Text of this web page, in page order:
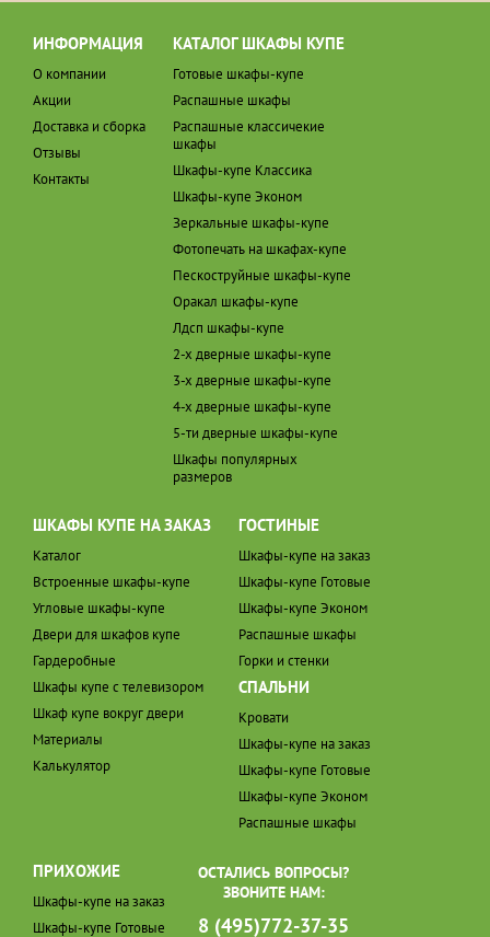
ИНФОРМАЦИЯ
О компании
Акции
Доставка и сборка
Отзывы
Контакты
КАТАЛОГ ШКАФЫ КУПЕ
Готовые шкафы-купе
Распашные шкафы
Распашные классичекие
шкафы
Шкафы-купе Классика
Шкафы-купе Эконом
Зеркальные шкафы-купе
Фотопечать на шкафах-купе
Пескоструйные шкафы-купе
Оракал шкафы-купе
Лдсп шкафы-купе
2-х дверные шкафы-купе
3-х дверные шкафы-купе
4-х дверные шкафы-купе
5-ти дверные шкафы-купе
Шкафы популярных
размеров
ШКАФЫ КУПЕ НА ЗАКАЗ
Каталог
Встроенные шкафы-купе
Угловые шкафы-купе
Двери для шкафов купе
Гардеробные
Шкафы купе с телевизором
Шкаф купе вокруг двери
Материалы
Калькулятор
ГОСТИНЫЕ
Шкафы-купе на заказ
Шкафы-купе Готовые
Шкафы-купе Эконом
Распашные шкафы
Горки и стенки
СПАЛЬНИ
Кровати
Шкафы-купе на заказ
Шкафы-купе Готовые
Шкафы-купе Эконом
Распашные шкафы
ПРИХОЖИЕ
Шкафы-купе на заказ
Шкафы-купе Готовые
ОСТАЛИСЬ ВОПРОСЫ?
ЗВОНИТЕ НАМ:
8 (495)772-37-35